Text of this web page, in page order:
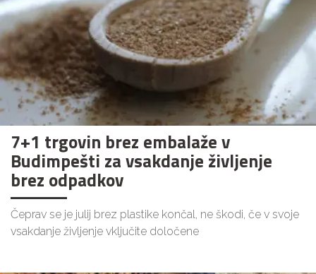
7+1 trgovin brez embalaže v
Budimpešti za vsakdanje življenje
brez odpadkov
Čeprav se je julij brez plastike končal, ne škodi, če v svoje
vsakdanje življenje vključite določene